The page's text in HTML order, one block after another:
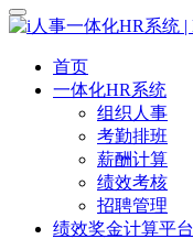
首页
一体化HR系统
组织人事
考勤排班
薪酬计算
绩效考核
招聘管理
绩效奖金计算平台